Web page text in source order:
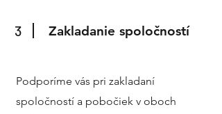
3 Zakladanie spoločností
Podporíme vás pri zakladaní
spoločností a pobočiek v oboch